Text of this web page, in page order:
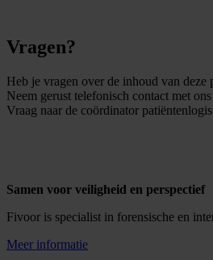
Vragen?
Heb je vragen over de inhoud van deze
Neem gerust telefonisch contact met
Vraag naar de coördinator
Samen voor veiligheid en perspectief
Fivoor is specialist in forensische en
Meer informatie